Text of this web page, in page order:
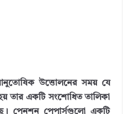
উত্তোলনের সময় যে
একটি সংশোধিত তালিকা
পেনশন পেপার্সগুলো একটি